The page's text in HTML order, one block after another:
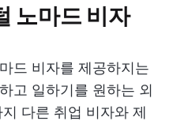
노마드 비자
드 비자를 제공하지는
고 일하기를 원하는 외
다른 취업 비자와 제